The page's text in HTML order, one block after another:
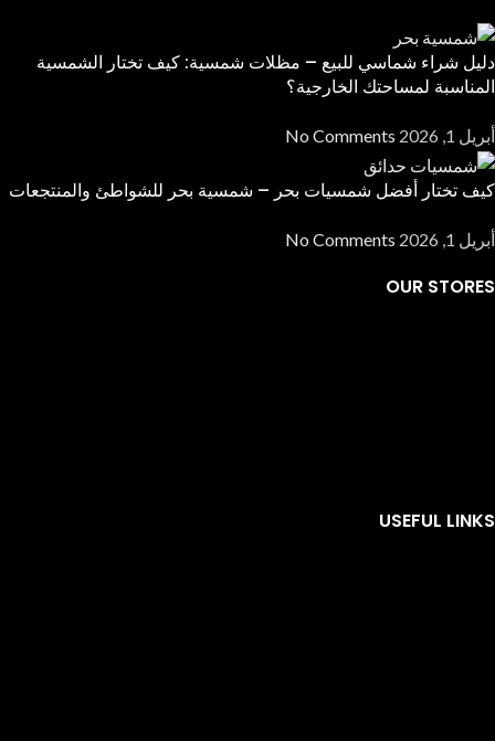
دليل شراء شماسي للبيع – مظلات شمسية: كيف تختار الشمسية
المناسبة لمساحتك الخارجية؟
أبريل 1, 2026 No Comments
كيف تختار أفضل شمسيات بحر – شمسية بحر للشواطئ والمنتجعات
أبريل 1, 2026 No Comments
OUR STORES
USEFUL LINKS